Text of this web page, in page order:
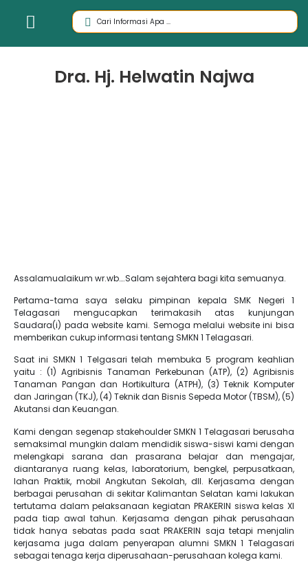
Dra. Hj. Helwatin Najwa
Assalamualaikum wr.wb….Salam sejahtera bagi kita semuanya.
Pertama-tama saya selaku pimpinan kepala SMK Negeri 1
Telagasari mengucapkan terimakasih atas kunjungan
Saudara(i) pada website kami. Semoga melalui website ini bisa
memberikan cukup informasi tentang SMKN 1 Telagasari.
Saat ini SMKN 1 Telgasari telah membuka 5 program keahlian
yaitu : (1) Agribisnis Tanaman Perkebunan (ATP), (2) Agribisnis
Tanaman Pangan dan Hortikultura (ATPH), (3) Teknik Komputer
dan Jaringan (TKJ), (4) Teknik dan Bisnis Sepeda Motor (TBSM), (5)
Akutansi dan Keuangan.
Kami dengan segenap stakehoulder SMKN 1 Telagasari berusaha
semaksimal mungkin dalam mendidik siswa-siswi kami dengan
melengkapi sarana dan prasarana belajar dan mengajar,
diantaranya ruang kelas, laboratorium, bengkel, perpusatkaan,
lahan Praktik, mobil Angkutan Sekolah, dll. Kerjasama dengan
berbagai perusahan di sekitar Kalimantan Selatan kami lakukan
tertutama dalam pelaksanaan kegiatan PRAKERIN siswa kelas XI
pada tiap awal tahun. Kerjasama dengan pihak perusahaan
tidak hanya sebatas pada saat PRAKERIN saja tetapi menjalin
kerjasama juga dalam penyerapan alumni SMKN 1 Telagasari
sebagai tenaga kerja diperusahaan-perusahaan kolega kami.